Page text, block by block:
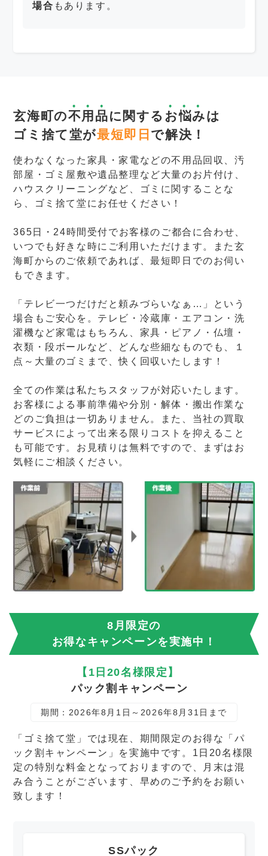
場合 もあります。
玄海町の不用品に関する お悩みは
ゴミ捨て堂が最短即日 で解決！
使わなくなった家具・家電などの不用品回収、汚
部屋・ゴミ屋敷や遺品整理など大量のお片付け、
ハウスクリーニングなど、ゴミに関することな
ら、ゴミ捨て堂にお任せください！
365日・24時間受付でお客様のご都合に合わせ、
いつでも好きな時にご利用いただけます。また玄
海町からのご依頼であれば、最短即日でのお伺い
もできます。
「テレビ一つだけだと頼みづらいなぁ…」という
場合もご安心を。テレビ・冷蔵庫・エアコン・洗
濯機など家電はもちろん、家具・ピアノ・仏壇・
衣類・段ボールなど、どんな些細なものでも、１
点～大量のゴミまで、快く回収いたします！
全ての作業は私たちスタッフが対応いたします。
お客様による事前準備や分別・解体・搬出作業な
どのご負担は一切ありません。また、当社の買取
サービスによって出来る限りコストを抑えること
も可能です。お見積りは無料ですので、まずはお
気軽にご相談ください。
8月限定の
お得なキャンペーンを実施中！
【1日20名様限定】
パック割キャンペーン
期間：2026年8月1日～2026年8月31日まで
「ゴミ捨て堂」では現在、期間限定のお得な「パ
ック割キャンペーン」を実施中です。1日20名様限
定の特別な料金となっておりますので、月末は混
み合うことがございます、早めのご予約をお願い
致します！
SSパック